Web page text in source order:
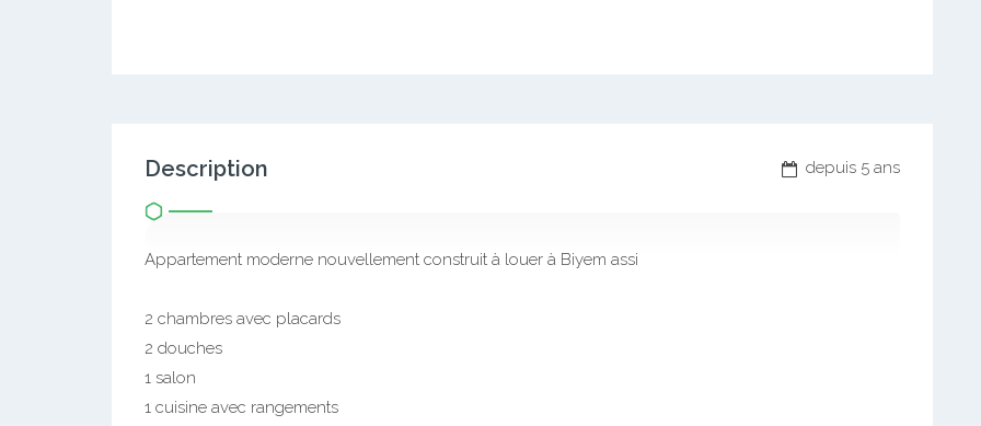
depuis 5 ans
Description
Appartement moderne nouvellement construit à louer à Biyem assi
2 chambres avec placards
2 douches
1 salon
1 cuisine avec rangements